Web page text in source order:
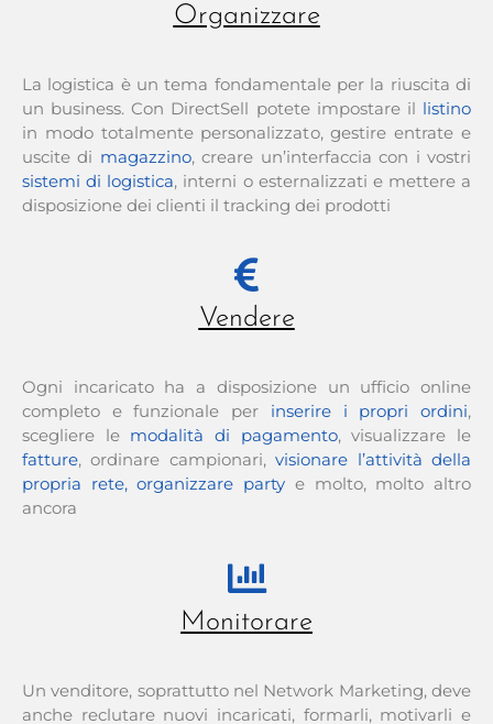
Organizzare
La logistica è un tema fondamentale per la riuscita di
un business. Con DirectSell potete impostare il listino
in modo totalmente personalizzato, gestire entrate e
uscite di magazzino, creare un’interfaccia con i vostri
sistemi di logistica, interni o esternalizzati e mettere a
disposizione dei clienti il tracking dei prodotti
Vendere
Ogni incaricato ha a disposizione un ufficio online
completo e funzionale per inserire i propri ordini,
scegliere le modalità di pagamento, visualizzare le
fatture, ordinare campionari,visionare l’attività della
propria rete,organizzare party e molto, molto altro
ancora
Monitorare
Un venditore, soprattutto nel Network Marketing, deve
anche reclutare nuovi incaricati, formarli, motivarli e